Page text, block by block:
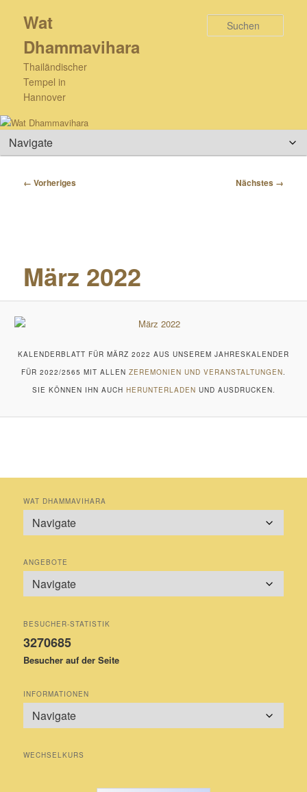
primären
springen
Wat
Dhammavihara
Thailändischer
Tempel in
Hannover
Hauptmenü
Bilder-
← Vorheriges Nächstes →
März 2022
KALENDERBLATT FÜR MÄRZ 2022 AUS UNSEREM JAHRESKALENDER
FÜR 2022/2565 MIT ALLEN ZEREMONIEN UND VERANSTALTUNGEN
SIE KÖNNEN IHN AUCH HERUNTERLADEN UND AUSDRUCKEN.
WAT DHAMMAVIHARA
ANGEBOTE
BESUCHER-STATISTIK
3270685
Besucher auf der Seite
INFORMATIONEN
WECHSELKURS